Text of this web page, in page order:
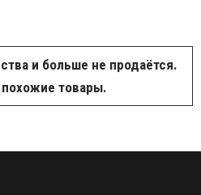
и больше не продаётся.
товары.